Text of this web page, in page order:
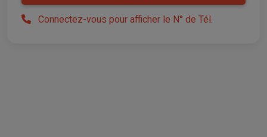
Connectez-vous pour afficher le N° de Tél.